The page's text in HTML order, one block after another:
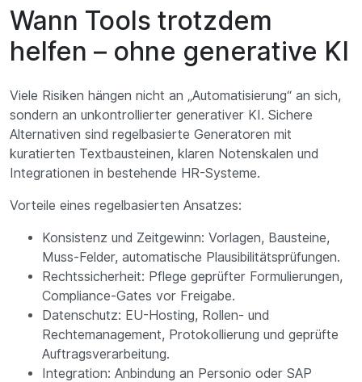
Wann Tools trotzdem
helfen – ohne generative KI
Viele Risiken hängen nicht an „Automatisierung“ an sich,
sondern an unkontrollierter generativer KI. Sichere
Alternativen sind regelbasierte Generatoren mit
kuratierten Textbausteinen, klaren Notenskalen und
Integrationen in bestehende HR-Systeme.
Vorteile eines regelbasierten Ansatzes:
Konsistenz und Zeitgewinn: Vorlagen, Bausteine,
Muss-Felder, automatische Plausibilitätsprüfungen.
Rechtssicherheit: Pflege geprüfter Formulierungen,
Compliance-Gates vor Freigabe.
Datenschutz: EU-Hosting, Rollen- und
Rechtemanagement, Protokollierung und geprüfte
Auftragsverarbeitung.
Integration: Anbindung an Personio oder SAP